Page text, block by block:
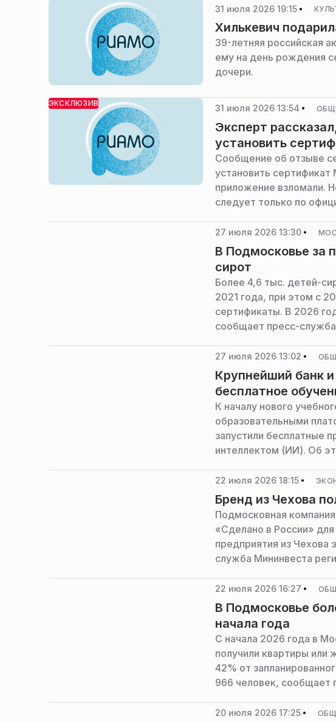
31 июля 2026 19:15
Хилькевич
39-летняя российская
ему на день рождения
дочери.
ЭКСКЛЮЗИВ 31 июля 2026 13:54
Эксперт
установить
Сообщение об отзыве
установить
приложение взломали.
следует только по
«Кибербастион»
27 июля 2026 13:30
В Подмосковье за
сирот
Более 4,6 тыс. детей-
2021 года, при этом с
сертификаты. В 2026
сообщает пресс-
27 июля 2026 13:02
Крупнейший банк
бесплатное
К началу нового
образовательными
запустили бесплатные
интеллектом (ИИ). Об
22 июля 2026 18:15
Бренд из Чехова
Подмосковная
«Сделано в России»
предприятия из Чехова
служба Мининвеста
22 июля 2026 16:27
В Подмосковье
начала года
С начала 2026 года в
получили квартиры
42% от
966 человек, сообщает
20 июля 2026 17:25